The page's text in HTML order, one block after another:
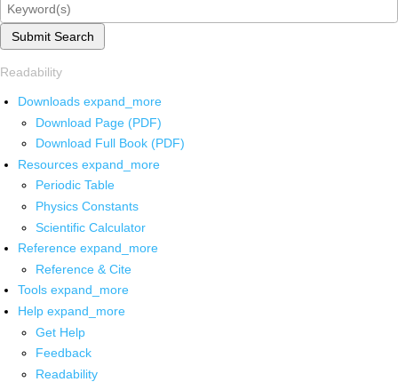
Submit Search
Readability
Downloads expand_more
Download Page (PDF)
Download Full Book (PDF)
Resources expand_more
Periodic Table
Physics Constants
Scientific Calculator
Reference expand_more
Reference & Cite
Tools expand_more
Help expand_more
Get Help
Feedback
Readability